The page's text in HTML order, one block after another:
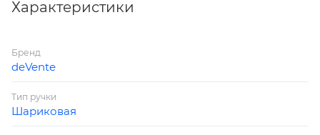
Характеристики
Бренд
deVente
Тип ручки
Шариковая